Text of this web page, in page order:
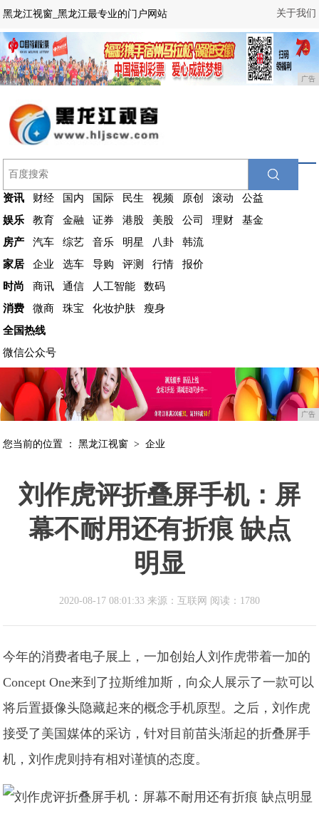
关于我们
黑龙江视窗_黑龙江最专业的门户网站
广告
资讯 财经 国内 国际 民生 视频 原创 滚动
公益
娱乐
教育 金融 证券 港股 美股 公司 理财
基金
房产
汽车 综艺 音乐 明星 八卦
韩流
家居
企业 选车 导购 评测 行情
报价
时尚
商讯 通信 人工智能
数码
消费
微商 珠宝 化妆护肤
瘦身
全国热线
微信公众号
广告
您当前的位置 ：黑龙江视窗 >企业
刘作虎评折叠屏手机：屏
幕不耐用还有折痕 缺点
明显
2020-08-17 08:01:33 来源：互联网 阅读：1780
今年的消费者电子展上，一加创始人刘作虎带着一加的
Concept One来到了拉斯维加斯，向众人展示了一款可以
将后置摄像头隐藏起来的概念手机原型。之后，刘作虎
接受了美国媒体的采访，针对目前苗头渐起的折叠屏手
机，刘作虎则持有相对谨慎的态度。